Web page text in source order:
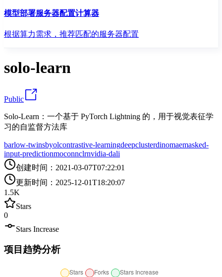
模型部署服务器配置计算器
根据算力需求，推荐匹配的服务器配置
solo-learn
Public
Solo-Learn：一个基于 PyTorch Lightning 的，用于视觉表征学
习的自监督方法库
barlow-twinsbyolcontrastive-learningdeepclusterdinomaemasked-
input-predictionmoconnclrnvidia-dali
创建时间 ： 2021-03-07T07:22:01
更新时间 ： 2025-12-01T18:20:07
1.5K
Stars
0
Stars Increase
项目趋势分析